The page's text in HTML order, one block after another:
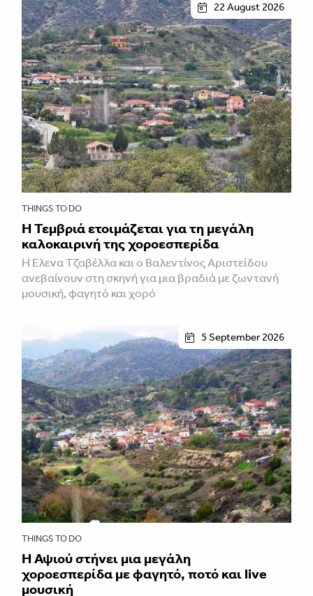
22 August 2026
THINGS TO DO
Η Τεμβριά ετοιμάζεται για τη μεγάλη
καλοκαιρινή της χοροεσπερίδα
Η Έλενα Τζαβέλλα και ο Βαλεντίνος Αριστείδου
ανεβαίνουν στη σκηνή για μια βραδιά με ζωντανή
μουσική, φαγητό και χορό
5 September 2026
THINGS TO DO
Η Αψιού στήνει μια μεγάλη
χοροεσπερίδα με φαγητό, ποτό και live
μουσική